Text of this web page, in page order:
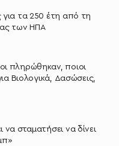
για τα 250 έτη από τη
των ΗΠΑ
πληρώθηκαν, ποιοι
Βιολογικά, Δασώσεις,
σταματήσει να δίνει